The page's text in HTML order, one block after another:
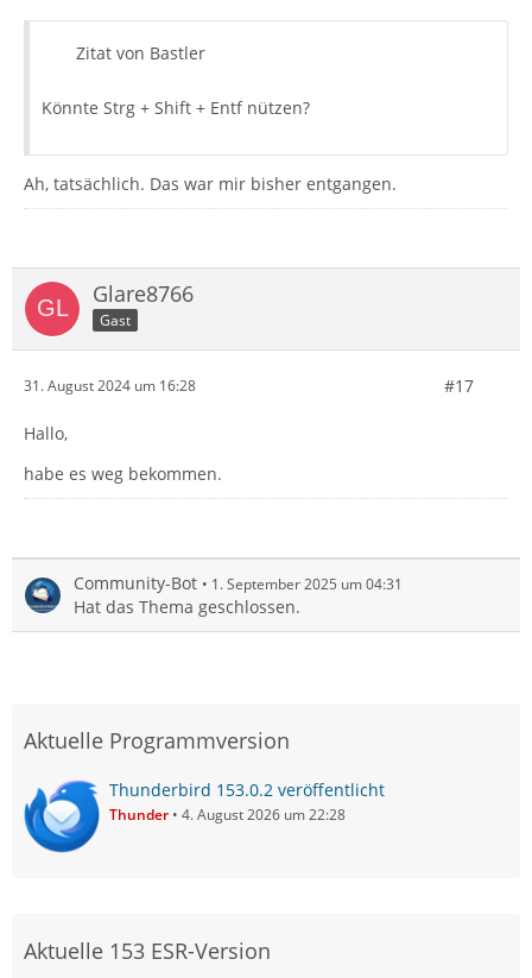
Zitat von Bastler
Könnte Strg + Shift + Entf nützen?
Ah, tatsächlich. Das war mir bisher entgangen.
Glare8766
Gast
31. August 2024 um 16:28 #17
Hallo,
habe es weg bekommen.
Community-Bot 1. September 2025 um 04:31
Hat das Thema geschlossen.
Aktuelle Programmversion
Thunderbird 153.0.2 veröffentlicht
Thunder 4. August 2026 um 22:28
Aktuelle 153 ESR-Version